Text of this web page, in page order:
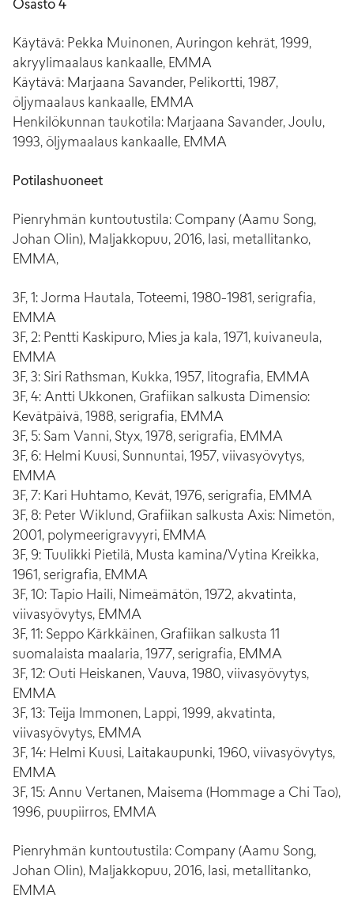
Osasto 4
Käytävä: Pekka Muinonen, Auringon kehrät, 1999,
akryylimaalaus kankaalle, EMMA
Käytävä: Marjaana Savander, Pelikortti, 1987,
öljymaalaus kankaalle, EMMA
Henkilökunnan taukotila: Marjaana Savander, Joulu,
1993, öljymaalaus kankaalle, EMMA
Potilashuoneet
Pienryhmän kuntoutustila: Company (Aamu Song,
Johan Olin), Maljakkopuu, 2016, lasi, metallitanko,
EMMA,
3F, 1: Jorma Hautala, Toteemi, 1980-1981, serigrafia,
EMMA
3F, 2: Pentti Kaskipuro, Mies ja kala, 1971, kuivaneula,
EMMA
3F, 3: Siri Rathsman, Kukka, 1957, litografia, EMMA
3F, 4: Antti Ukkonen, Grafiikan salkusta Dimensio:
Kevätpäivä, 1988, serigrafia, EMMA
3F, 5: Sam Vanni, Styx, 1978, serigrafia, EMMA
3F, 6: Helmi Kuusi, Sunnuntai, 1957, viivasyövytys,
EMMA
3F, 7: Kari Huhtamo, Kevät, 1976, serigrafia, EMMA
3F, 8: Peter Wiklund, Grafiikan salkusta Axis: Nimetön,
2001, polymeerigravyyri, EMMA
3F, 9: Tuulikki Pietilä, Musta kamina/Vytina Kreikka,
1961, serigrafia, EMMA
3F, 10: Tapio Haili, Nimeämätön, 1972, akvatinta,
viivasyövytys, EMMA
3F, 11: Seppo Kärkkäinen, Grafiikan salkusta 11
suomalaista maalaria, 1977, serigrafia, EMMA
3F, 12: Outi Heiskanen, Vauva, 1980, viivasyövytys,
EMMA
3F, 13: Teija Immonen, Lappi, 1999, akvatinta,
viivasyövytys, EMMA
3F, 14: Helmi Kuusi, Laitakaupunki, 1960, viivasyövytys,
EMMA
3F, 15: Annu Vertanen, Maisema (Hommage a Chi Tao),
1996, puupiirros, EMMA
Pienryhmän kuntoutustila: Company (Aamu Song,
Johan Olin), Maljakkopuu, 2016, lasi, metallitanko,
EMMA